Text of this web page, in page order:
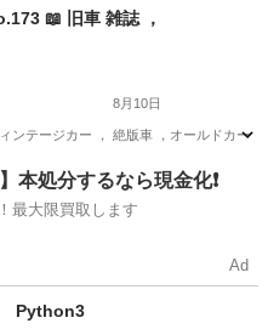
こどもちゃれんじ
📖 旧車 雑誌 ，
8月10日
ンテージカー ， 絶版車 ，オールドカー
本処分するなら現金化❗️
最大限買取します
Ad
Python3